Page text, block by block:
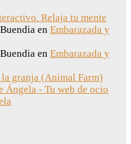
Relaja tu mente
en Embarazada y
en Embarazada y
granja (Animal Farm)
Ángela - Tu web de ocio